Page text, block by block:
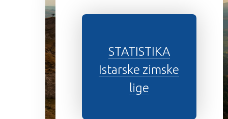
STATISTIKA
Istarske zimske
lige